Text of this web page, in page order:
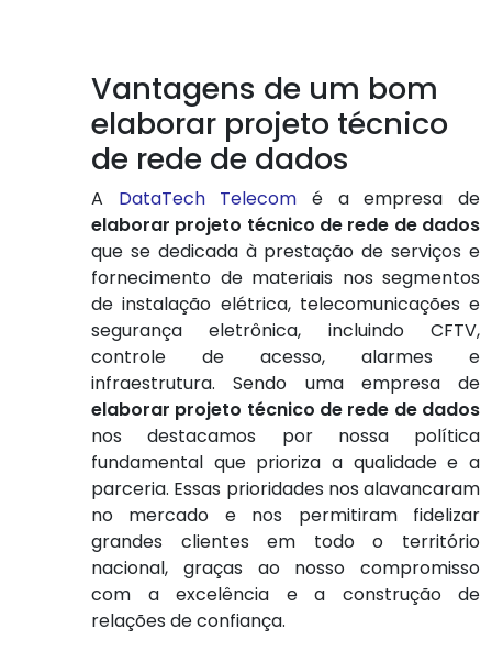
Vantagens de um bom
elaborar projeto técnico
de rede de dados
A DataTech Telecom é a empresa de
elaborar projeto técnico de rede de dados
que se dedicada à prestação de serviços e
fornecimento de materiais nos segmentos
de instalação elétrica, telecomunicações e
segurança eletrônica, incluindo CFTV,
controle de acesso, alarmes e
infraestrutura. Sendo uma empresa de
elaborar projeto técnico de rede de dados
nos destacamos por nossa política
fundamental que prioriza a qualidade e a
parceria. Essas prioridades nos alavancaram
no mercado e nos permitiram fidelizar
grandes clientes em todo o território
nacional, graças ao nosso compromisso
com a excelência e a construção de
relações de confiança.